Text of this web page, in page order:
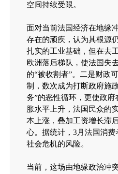
空间持续受限。
面对当前法国经济在地缘
存在的顽疾，认为其根源
扎实的工业基础，但在去
欧洲落后梯队，使法国失
的“被收割者”。二是财政
制，数次成为打断政府施
务”的恶性循环，更使政
胀水平上升，法国民众的
本上涨，叠加工资增长滞
心。据统计，3月法国消
社会危机的风险。
当前，这场由地缘政治冲